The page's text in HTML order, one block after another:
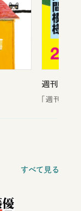
週刊新潮
「週刊新潮
すべて見る